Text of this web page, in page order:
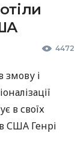
4472
змову і
в своїх
США Генрі